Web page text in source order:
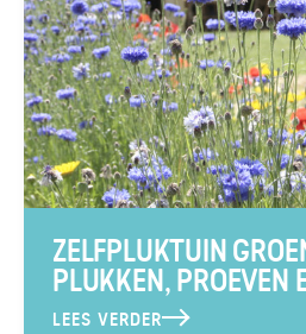
ZELFPLUKTUIN
PLUKKEN, PROEVEN
LEES VERDER